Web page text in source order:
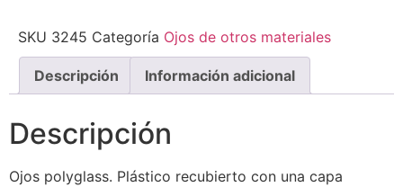
SKU 3245 Categoría Ojos de otros materiales
Descripción Información adicional
Descripción
Ojos polyglass. Plástico recubierto con una capa